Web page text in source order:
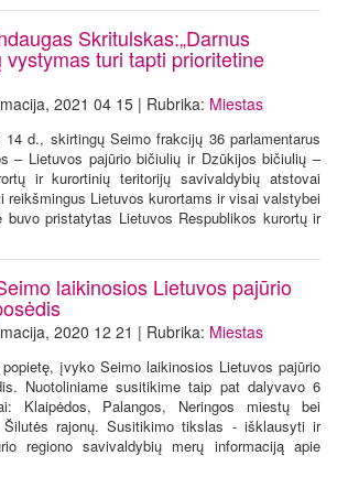
Skritulskas:„Darnus
turi tapti prioritetine
2021 04 15 | Rubrika: Miestas
14 d., skirtingų Seimo frakcijų 36 parlamentarus
– Lietuvos pajūrio bičiulių ir Dzūkijos bičiulių –
ir kurortinių teritorijų savivaldybių atstovai
reikšmingus Lietuvos kurortams ir visai valstybei
buvo pristatytas Lietuvos Respublikos kurortų ir
laikinosios Lietuvos pajūrio
2020 12 21 | Rubrika: Miestas
įvyko Seimo laikinosios Lietuvos pajūrio
Nuotoliniame susitikime taip pat dalyvavo 6
Klaipėdos, Palangos, Neringos miestų bei
Šilutės rajonų. Susitikimo tikslas - išklausyti ir
regiono savivaldybių merų informaciją apie